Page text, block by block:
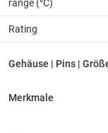
range (°C)
Rating